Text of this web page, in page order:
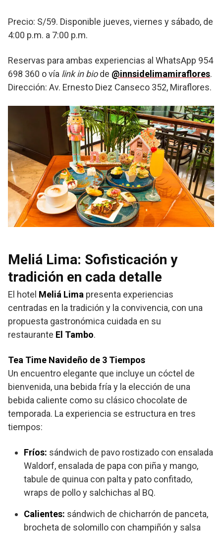
Precio: S/59. Disponible jueves, viernes y sábado, de
4:00 p.m. a 7:00 p.m.
Reservas para ambas experiencias al WhatsApp 954
698 360 o vía link in biode @innsidelimamiraflores.
Dirección: Av. Ernesto Diez Canseco 352, Miraflores.
Meliá Lima: Sofisticación y
tradición en cada detalle
El hotel Meliá Lima presenta experiencias
centradas en la tradición y la convivencia, con una
propuesta gastronómica cuidada en su
restaurante El Tambo.
Tea Time Navideño de 3 Tiempos
Un encuentro elegante que incluye un cóctel de
bienvenida, una bebida fría y la elección de una
bebida caliente como su clásico chocolate de
temporada. La experiencia se estructura en tres
tiempos:
Fríos: sándwich de pavo rostizado con ensalada
Waldorf, ensalada de papa con piña y mango,
tabule de quinua con palta y pato confitado,
wraps de pollo y salchichas al BQ.
Calientes: sándwich de chicharrón de panceta,
brocheta de solomillo con champiñón y salsa